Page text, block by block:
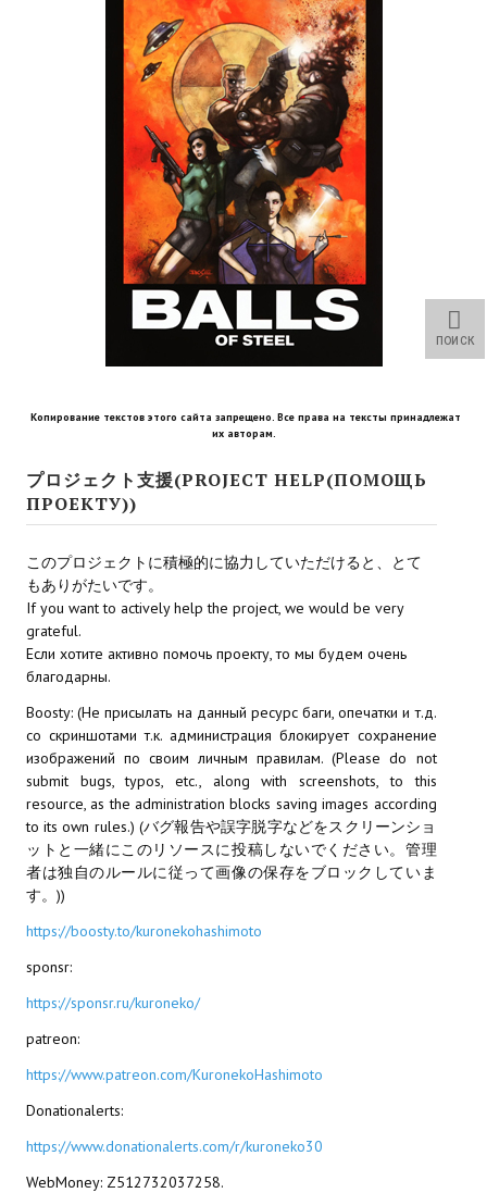
Расширенная версия Х3
Работы Kuroneko
Doom 3 Remaster Fan Edition
X2 - The Threat Remaster Fan Edition
Quake III Arena Remaster Fan Edition
Star Trek Voyager Elite Force Remaster Fan Edition
Sacred Gold Remaster Fan Edition
Aliens versus Predator 1 Remaster Fan Edition
Age of Pirates: Caribbean Tales Remaster Fan Edition
Корсары 3 Сундук мертвеца Remaster Fan Edition
Sea Dogs - City of Abandoned Ships Remaster Fan Edition
Sea Dogs Remaster Fan Edition
НОВОСТИ ПОРТАЛА
Новости
Новости Архив
МОДЫ ДЛЯ ИГР
Патчи
Mass Effect 2
Mass Effect 3
Dragon Age: Origins
Dragon Age 2
Копирование текстов этого сайта запрещено. Все права на тексты принадлежат
их авторам.
プロジェクト支援(PROJECT HELP(ПОМОЩЬ
ПРОЕКТУ))
このプロジェクトに積極的に協力していただけると、とて
もありがたいです。
If you want to actively help the project, we would be very
grateful.
Если хотите активно помочь проекту, то мы будем очень
благодарны.
Boosty: (Не присылать на данный ресурс баги, опечатки и т.д.
со скриншотами т.к. администрация блокирует сохранение
изображений по своим личным правилам. (Please do not
submit bugs, typos, etc., along with screenshots, to this
resource, as the administration blocks saving images according
to its own rules.) (バグ報告や誤字脱字などをスクリーンショ
ットと一緒にこのリソースに投稿しないでください。管理
者は独自のルールに従って画像の保存をブロックしていま
す。))
https://boosty.to/kuronekohashimoto
sponsr:
https://sponsr.ru/kuroneko/
patreon:
https://www.patreon.com/KuronekoHashimoto
Donationalerts:
https://www.donationalerts.com/r/kuroneko30
WebMoney: Z512732037258.
ПОИСК